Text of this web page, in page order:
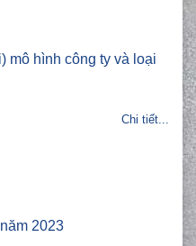
mô hình công ty và loại
Chi tiết...
2023